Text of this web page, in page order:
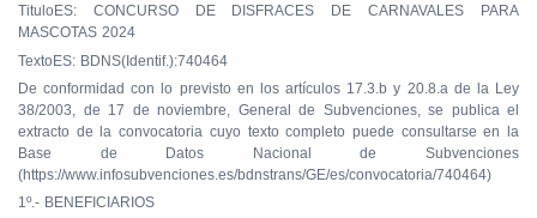
TituloES: CONCURSO DE DISFRACES DE CARNAVALES PARA
MASCOTAS 2024
TextoES: BDNS(Identif.):740464
De conformidad con lo previsto en los artículos 17.3.b y 20.8.a de la Ley
38/2003, de 17 de noviembre, General de Subvenciones, se publica el
extracto de la convocatoria cuyo texto completo puede consultarse en la
Base de Datos Nacional de Subvenciones
(https://www.infosubvenciones.es/bdnstrans/GE/es/convocatoria/740464)
1º.- BENEFICIARIOS